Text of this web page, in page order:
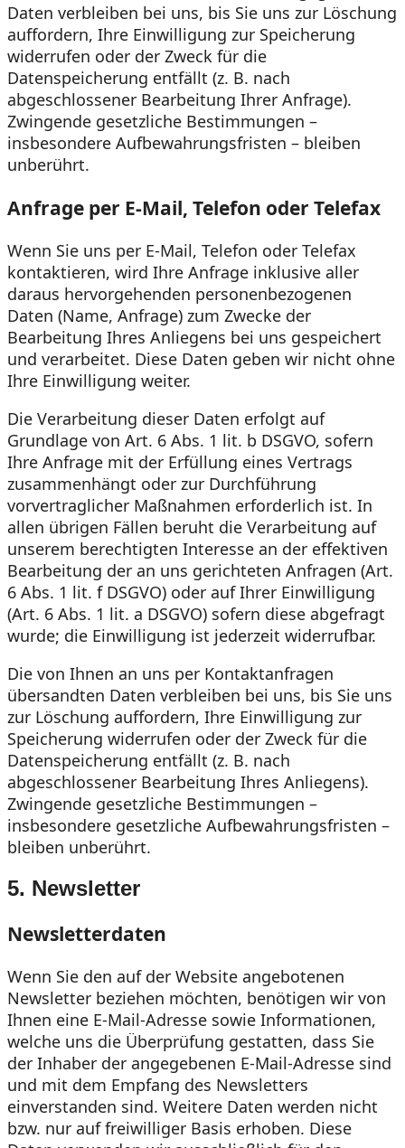
Daten verbleiben bei uns, bis Sie uns zur Löschung
auffordern, Ihre Einwilligung zur Speicherung
widerrufen oder der Zweck für die
Datenspeicherung entfällt (z. B. nach
abgeschlossener Bearbeitung Ihrer Anfrage).
Zwingende gesetzliche Bestimmungen –
insbesondere Aufbewahrungsfristen – bleiben
unberührt.
Anfrage per E-Mail, Telefon oder Telefax
Wenn Sie uns per E-Mail, Telefon oder Telefax
kontaktieren, wird Ihre Anfrage inklusive aller
daraus hervorgehenden personenbezogenen
Daten (Name, Anfrage) zum Zwecke der
Bearbeitung Ihres Anliegens bei uns gespeichert
und verarbeitet. Diese Daten geben wir nicht ohne
Ihre Einwilligung weiter.
Die Verarbeitung dieser Daten erfolgt auf
Grundlage von Art. 6 Abs. 1 lit. b DSGVO, sofern
Ihre Anfrage mit der Erfüllung eines Vertrags
zusammenhängt oder zur Durchführung
vorvertraglicher Maßnahmen erforderlich ist. In
allen übrigen Fällen beruht die Verarbeitung auf
unserem berechtigten Interesse an der effektiven
Bearbeitung der an uns gerichteten Anfragen (Art.
6 Abs. 1 lit. f DSGVO) oder auf Ihrer Einwilligung
(Art. 6 Abs. 1 lit. a DSGVO) sofern diese abgefragt
wurde; die Einwilligung ist jederzeit widerrufbar.
Die von Ihnen an uns per Kontaktanfragen
übersandten Daten verbleiben bei uns, bis Sie uns
zur Löschung auffordern, Ihre Einwilligung zur
Speicherung widerrufen oder der Zweck für die
Datenspeicherung entfällt (z. B. nach
abgeschlossener Bearbeitung Ihres Anliegens).
Zwingende gesetzliche Bestimmungen –
insbesondere gesetzliche Aufbewahrungsfristen –
bleiben unberührt.
5. Newsletter
Newsletter­daten
Wenn Sie den auf der Website angebotenen
Newsletter beziehen möchten, benötigen wir von
Ihnen eine E-Mail-Adresse sowie Informationen,
welche uns die Überprüfung gestatten, dass Sie
der Inhaber der angegebenen E-Mail-Adresse sind
und mit dem Empfang des Newsletters
einverstanden sind. Weitere Daten werden nicht
bzw. nur auf freiwilliger Basis erhoben. Diese